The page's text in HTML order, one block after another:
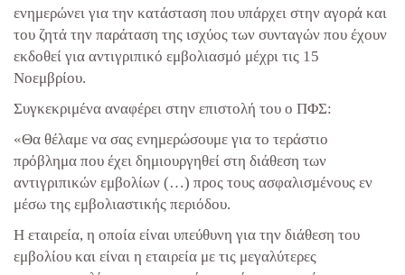
ενημερώνει για την κατάσταση που υπάρχει στην αγορά και
του ζητά την παράταση της ισχύος των συνταγών που έχουν
εκδοθεί για αντιγριπικό εμβολιασμό μέχρι τις 15
Νοεμβρίου.
Συγκεκριμένα αναφέρει στην επιστολή του ο ΠΦΣ:
«Θα θέλαμε να σας ενημερώσουμε για το τεράστιο
πρόβλημα που έχει δημιουργηθεί στη διάθεση των
αντιγριπικών εμβολίων (…) προς τους ασφαλισμένους εν
μέσω της εμβολιαστικής περιόδου.
Η εταιρεία, η οποία είναι υπεύθυνη για την διάθεση του
εμβολίου και είναι η εταιρεία με τις μεγαλύτερες